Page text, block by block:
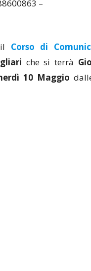
–
Corso di
che si terrà
10 Maggio